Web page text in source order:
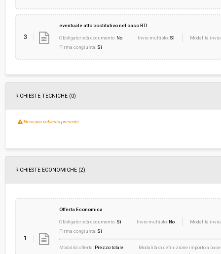
3
eventuale atto costitutivo nel caso RTI
Obbligatorietà documento: No Invio multiplo: Sì
Modalità
Firma congiunta: Sì
RICHIESTE TECNICHE (0)
Nessuna richiesta presente
RICHIESTE ECONOMICHE (2)
1
Offerta Economica
Obbligatorietà documento: Sì Invio multiplo: No
Modalità
Firma congiunta: Sì
Modalità offerta: Prezzo totale
Modalità di definizione importo a base